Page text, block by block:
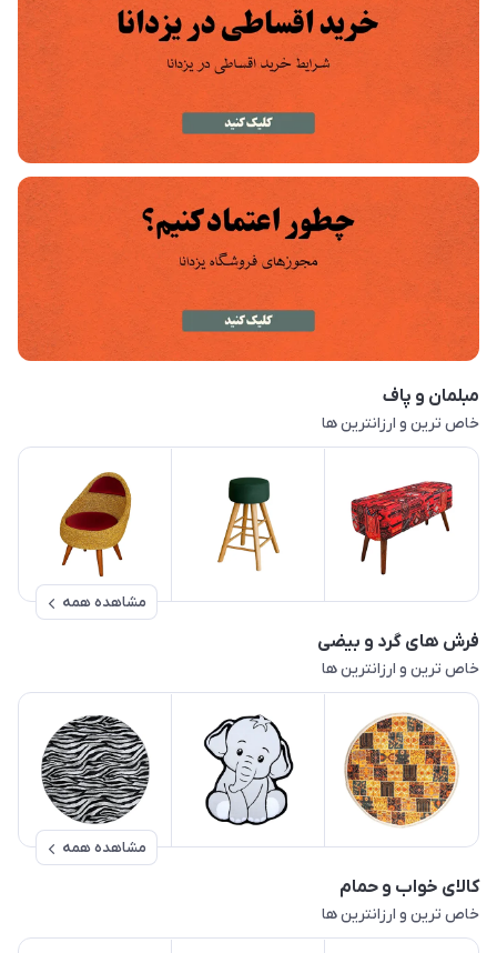
مبلمان و پاف
خاص ترین و ارزانترین ها
مشاهده همه
فرش های گرد و بیضی
خاص ترین و ارزانترین ها
مشاهده همه
کالای خواب و حمام
خاص ترین و ارزانترین ها